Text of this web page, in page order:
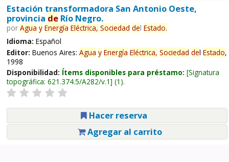
Estación transformadora San Antonio Oeste,
provincia deRío Negro.
por Agua y Energía Eléctrica, Sociedad del Estado.
Idioma: Español
Editor: Buenos Aires: Agua y Energía Eléctrica, Sociedad del Estado,
1998
Disponibilidad: Ítems disponibles para préstamo: Signatura
topográfica: 621.374.5/A282/v.1 (1).
Hacer reserva
Agregar al carrito